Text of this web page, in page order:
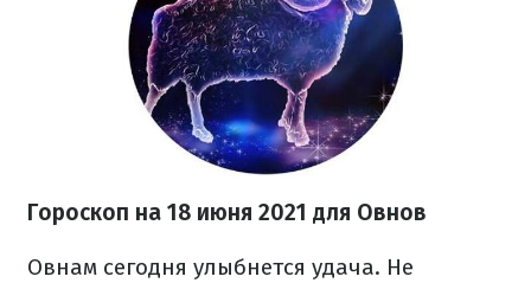
Гороскоп на 18 июня 2021 для Овнов
Овнам сегодня улыбнется удача. Не